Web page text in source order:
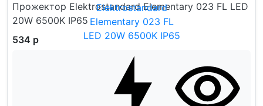
Прожектор Elektrostandard Elementary 023 FL LED
20W 6500K IP65
534 р